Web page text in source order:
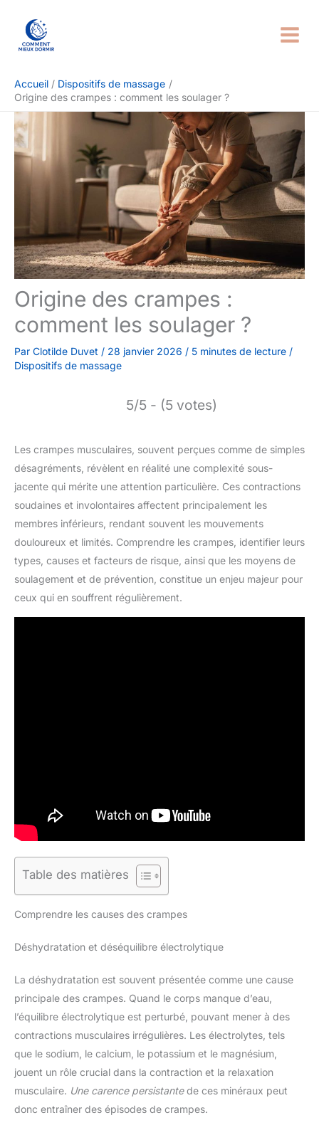
contenu
Accueil
Dispositifs de massage
Origine des crampes : comment les soulager ?
Origine des crampes :
comment les soulager ?
Par Clotilde Duvet / 28 janvier 2026 / 5 minutes de lecture /
Dispositifs de massage
5/5 - (5 votes)
Les crampes musculaires, souvent perçues comme de simples
désagréments, révèlent en réalité une complexité sous-
jacente qui mérite une attention particulière. Ces contractions
soudaines et involontaires affectent principalement les
membres inférieurs, rendant souvent les mouvements
douloureux et limités. Comprendre les crampes, identifier leurs
types, causes et facteurs de risque, ainsi que les moyens de
soulagement et de prévention, constitue un enjeu majeur pour
ceux qui en souffrent régulièrement.
Table des matières
Comprendre les causes des crampes
Déshydratation et déséquilibre électrolytique
La déshydratation est souvent présentée comme une cause
principale des crampes. Quand le corps manque d’eau,
l’équilibre électrolytique est perturbé, pouvant mener à des
contractions musculaires irrégulières. Les électrolytes, tels
que le sodium, le calcium, le potassium et le magnésium,
jouent un rôle crucial dans la contraction et la relaxation
musculaire. Une carence persistantede ces minéraux peut
donc entraîner des épisodes de crampes.